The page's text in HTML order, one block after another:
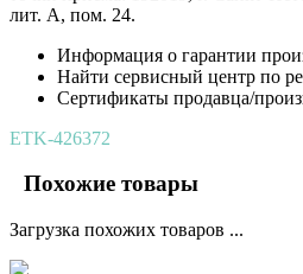
лит. А, пом. 24.
Информация о гарантии
Найти сервисный центр по
Сертификаты продавца/
ETK-426372
Похожие товары
Загрузка похожих товаров ...